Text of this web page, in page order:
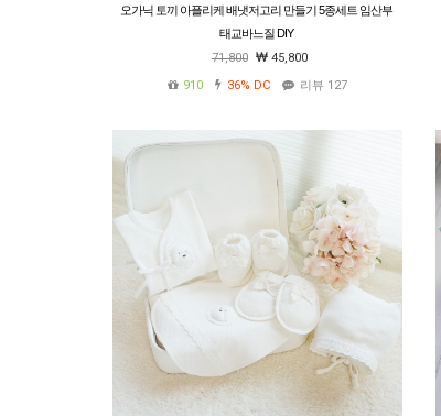
오가닉 토끼 아플리케 배냇저고리 만들기 5종세트 임산부
태교바느질 DIY
71,800
45,800
910
36% DC 리뷰 127